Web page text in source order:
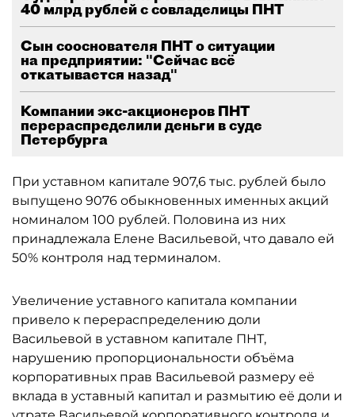
40 млрд рублей с совладелицы ПНТ
Сын сооснователя ПНТ о ситуации
на предприятии: "Сейчас всё
откатывается назад"
Компании экс-акционеров ПНТ
перераспределили деньги в суде
Петербурга
При уставном капитале 907,6 тыс. рублей было
выпущено 9076 обыкновенных именных акций
номиналом 100 рублей. Половина из них
принадлежала Елене Васильевой, что давало ей
50% контроля над терминалом.
Увеличение уставного капитала компании
привело к перераспределению доли
Васильевой в уставном капитале ПНТ,
нарушению пропорциональности объёма
корпоративных прав Васильевой размеру её
вклада в уставный капитал и размытию её доли и